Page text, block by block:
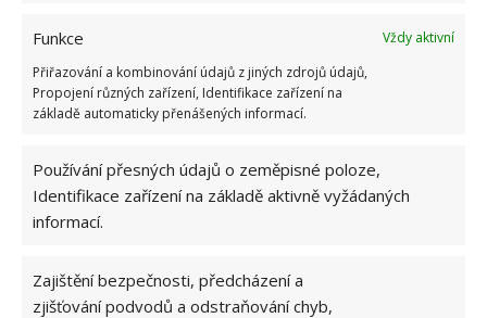
Funkce
Vždy aktivní
Přiřazování a kombinování údajů z jiných zdrojů údajů,
Propojení různých zařízení, Identifikace zařízení na
základě automaticky přenášených informací.
Používání přesných údajů o zeměpisné poloze,
Identifikace zařízení na základě aktivně vyžádaných
informací.
Zajištění bezpečnosti, předcházení a
zjišťování podvodů a odstraňování chyb,
Zdroj:Cpykami